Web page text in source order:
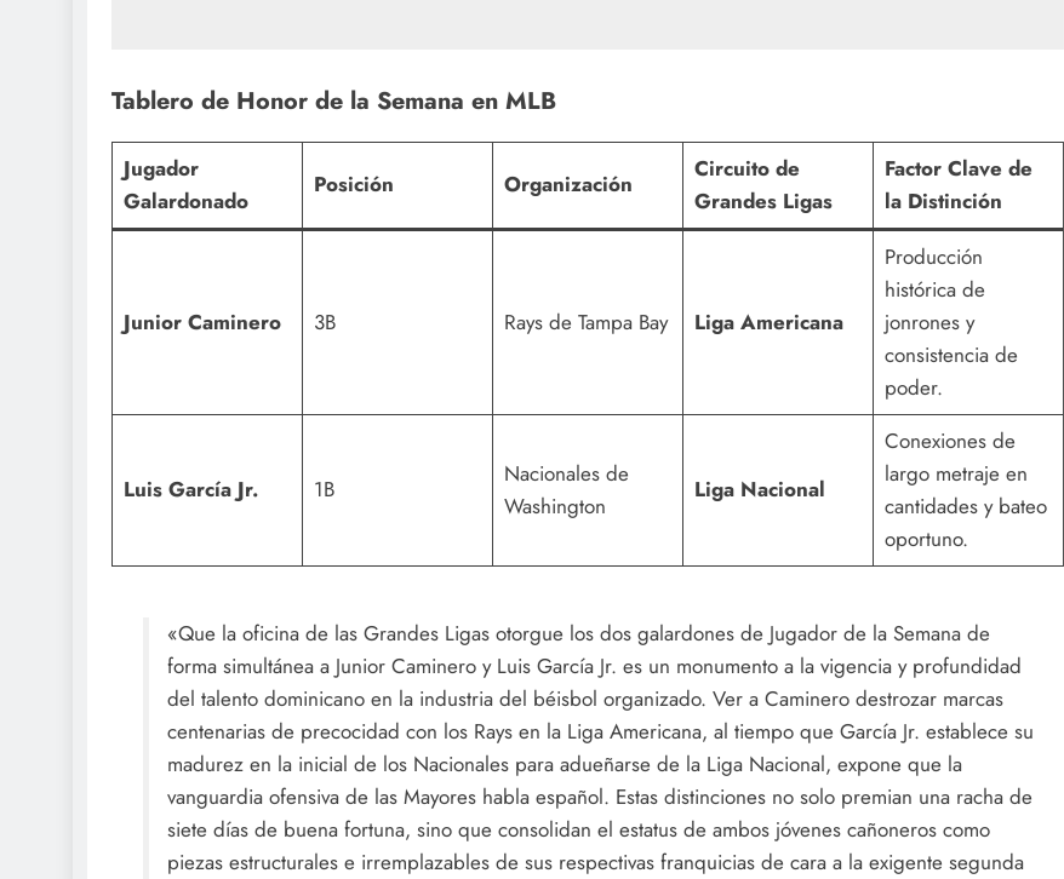
Tablero de Honor de la Semana en MLB
Jugador
Galardonado
Posición Organización
Circuito de
Grandes Ligas
Factor Clave de
la Distinción
Junior Caminero 3B Rays de Tampa Bay Liga Americana
Producción
histórica de
jonrones y
consistencia de
poder.
Luis García Jr. 1B
Nacionales de
Washington
Liga Nacional
Conexiones de
largo metraje en
cantidades y bateo
oportuno.
«Que la oficina de las Grandes Ligas otorgue los dos galardones de Jugador de la Semana de
forma simultánea a Junior Caminero y Luis García Jr. es un monumento a la vigencia y profundidad
del talento dominicano en la industria del béisbol organizado. Ver a Caminero destrozar marcas
centenarias de precocidad con los Rays en la Liga Americana, al tiempo que García Jr. establece su
madurez en la inicial de los Nacionales para adueñarse de la Liga Nacional, expone que la
vanguardia ofensiva de las Mayores habla español. Estas distinciones no solo premian una racha de
siete días de buena fortuna, sino que consolidan el estatus de ambos jóvenes cañoneros como
piezas estructurales e irremplazables de sus respectivas franquicias de cara a la exigente segunda